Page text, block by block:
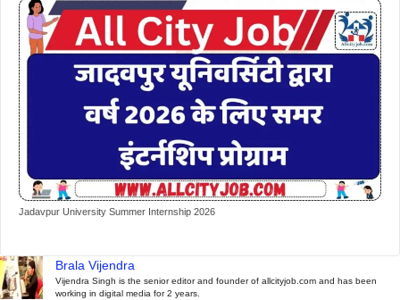
Jadavpur University Summer Internship 2026
Brala Vijendra
Vijendra Singh is the senior editor and founder of allcityjob.com and has been
working in digital media for 2 years.